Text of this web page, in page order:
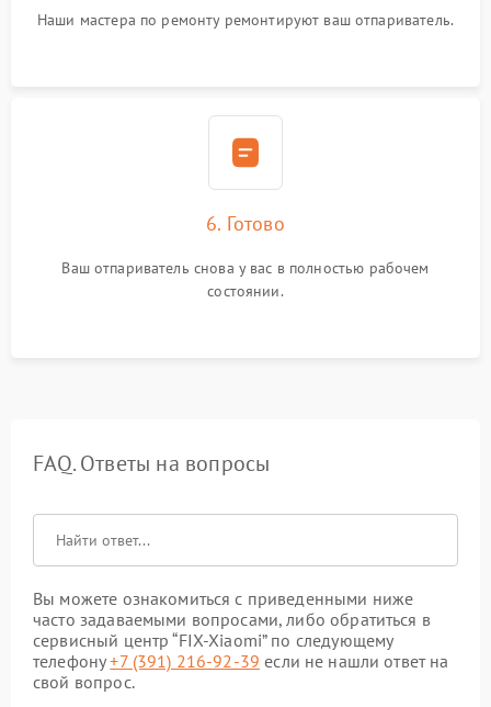
Наши мастера по ремонту ремонтируют ваш отпариватель.
6. Готово
Ваш отпариватель снова у вас в полностью рабочем
состоянии.
FAQ. Ответы на вопросы
Вы можете ознакомиться с приведенными ниже
часто задаваемыми вопросами, либо обратиться в
сервисный центр “FIX-Xiaomi” по следующему
телефону+7 (391) 216-92-39 если не нашли ответ на
свой вопрос.